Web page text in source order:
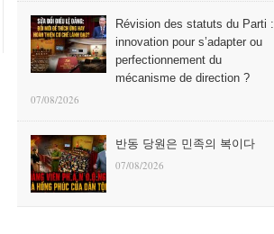
Révision des statuts du Parti :
innovation pour s’adapter ou
perfectionnement du
mécanisme de direction ?
07/08/2026
반동 당원은 민족의 복이다
07/08/2026